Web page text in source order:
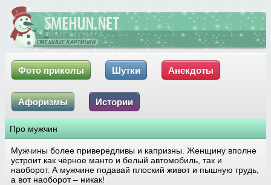
Фото приколы Шутки Анекдоты
Афоризмы Истории
Про мужчин
Мужчины более привередливы и капризны. Женщину вполне
устроит как чёрное манто и белый автомобиль, так и
наоборот. А мужчине подавай плоский живот и пышную грудь,
а вот наоборот – никак!